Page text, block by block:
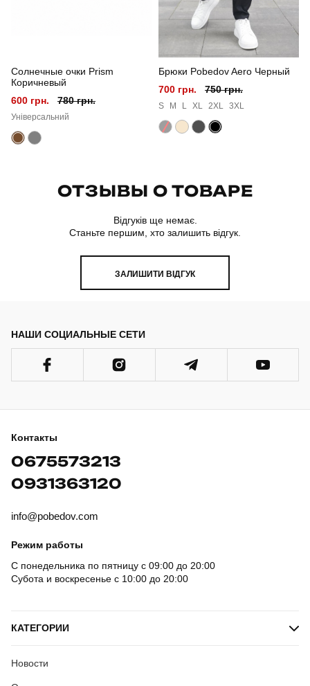
україна
Солнечные очки Prism
Коричневый
600 грн.
780 грн.
Універсальний
Брюки Pobedov Aero Черный
700 грн.
750 грн.
S M L XL 2XL 3XL
ОТЗЫВЫ О ТОВАРЕ
Відгуків ще немає.
Станьте першим, хто залишить відгук.
ЗАЛИШИТИ ВІДГУК
НАШИ СОЦИАЛЬНЫЕ СЕТИ
Контакты
0675573213
0931363120
info@pobedov.com
Режим работы
С понедельника по пятницу с 09:00 до 20:00
Субота и воскресенье с 10:00 до 20:00
КАТЕГОРИИ
Новости